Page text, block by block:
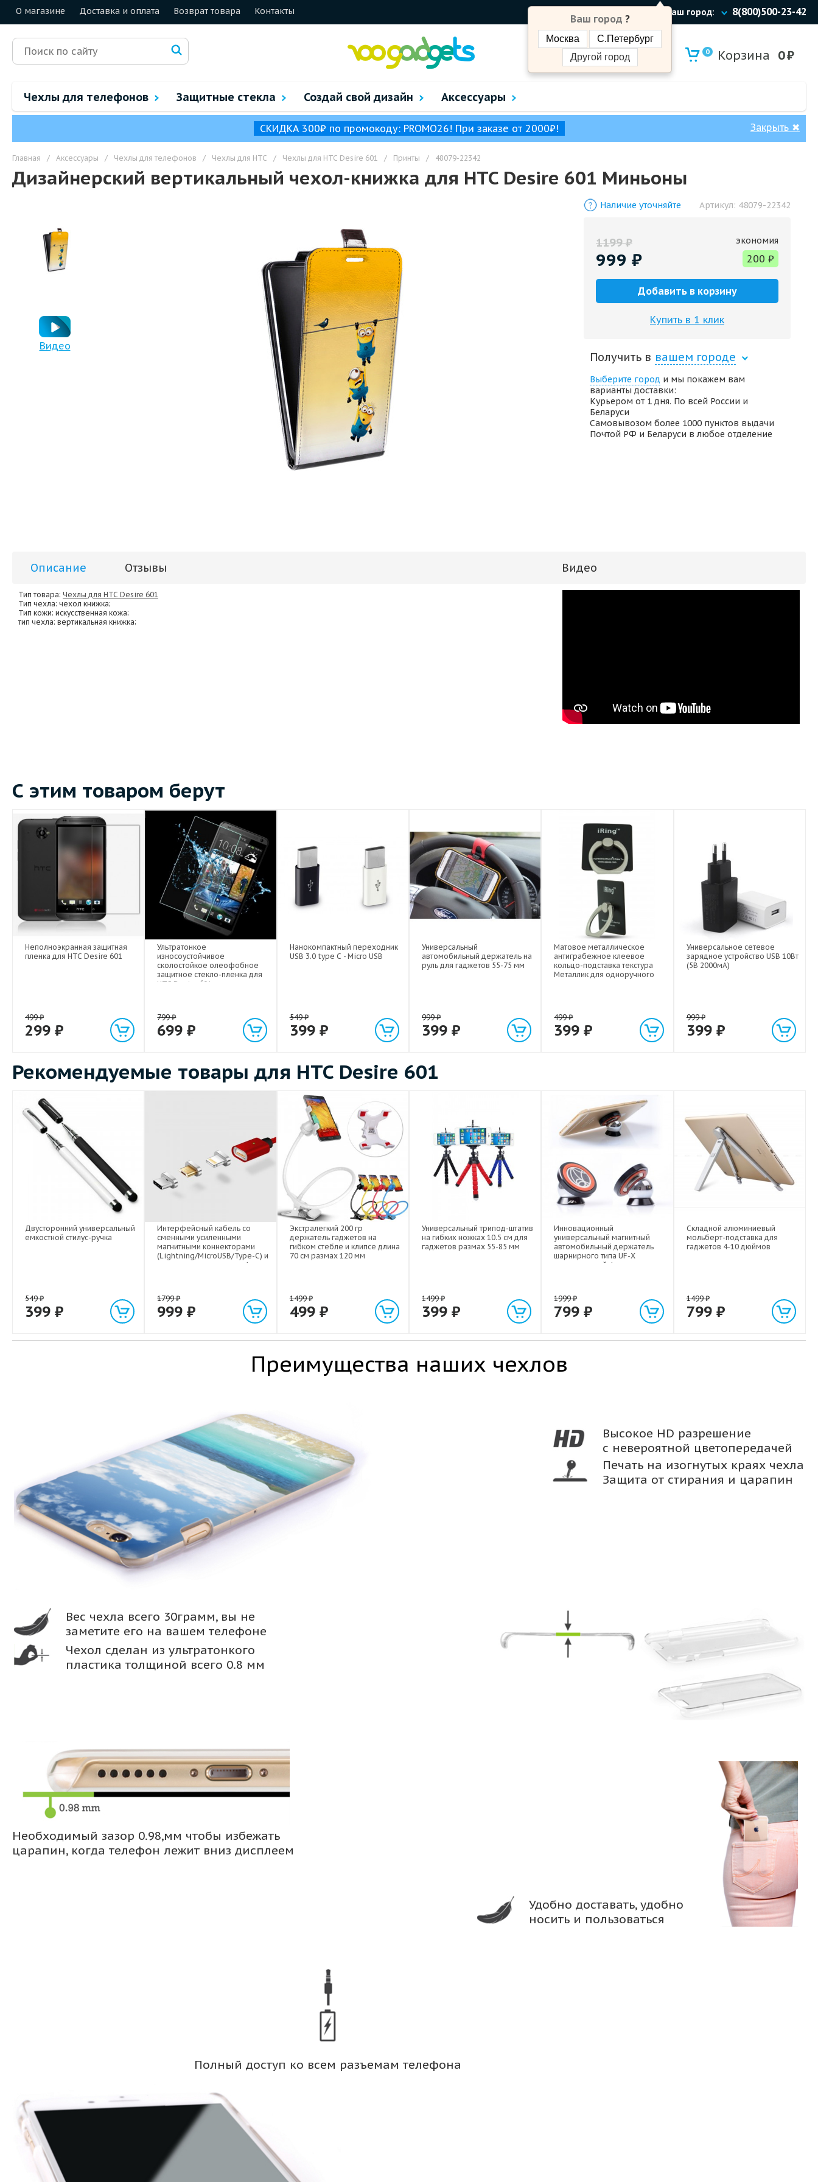
О магазине Доставка и оплата Возврат товара Контакты Ваш город:
Ваш город ?
Москва
С.Петербург
Другой город
8(800)500-23-42
0 Корзина 0₽
Чехлы для телефонов Защитные стекла Создай свой дизайн Аксессуары
СКИДКА 300₽ по промокоду: PROMO26! При заказе от 2000₽! Закрыть ✖
Главная / Аксессуары / Чехлы для телефонов / Чехлы для HTC / Чехлы для HTC Desire 601 / Принты / 48079-22342
Дизайнерский вертикальный чехол-книжка для HTC Desire 601 Миньоны
Видео
Наличие уточняйте Артикул: 48079-22342
1199₽
999 ₽
экономия
200 ₽
Добавить в корзину
Купить в 1 клик
Получить в вашем городе
Выберите город и мы покажем вам
варианты доставки:
Курьером от 1 дня. По всей России и
Беларуси
Самовывозом более 1000 пунктов выдачи
Почтой РФ и Беларуси в любое отделение
Описание Отзывы Видео
Тип товара: Чехлы для HTC Desire 601
Тип чехла: чехол книжка;
Тип кожи: искусственная кожа;
тип чехла: вертикальная книжка;
С этим товаром берут
Неполноэкранная защитная
пленка для HTC Desire 601
499₽
299 ₽
Ультратонкое
износоустойчивое
сколостойкое олеофобное
защитное стекло-пленка для
HTC Desire 601
799₽
699₽
Нанокомпактный переходник
USB 3.0 type C - Micro USB
549₽
399 ₽
Универсальный
автомобильный держатель на
руль для гаджетов 55-75 мм
999₽
399 ₽
Матовое металлическое
антиграбежное клеевое
кольцо-подставка текстура
Металлик для одноручного
499₽
399₽
Универсальное сетевое
зарядное устройство USB 10Вт
(5В 2000мА)
999₽
399 ₽
Рекомендуемые товары для HTC Desire 601
Двусторонний универсальный
емкостной стилус-ручка
549₽
399 ₽
Интерфейсный кабель со
сменными усиленными
магнитными коннекторами
(Lightning/MicroUSB/Type-C) и
световым индикатором 1м
1799₽
999₽
Экстралегкий 200 гр
держатель гаджетов на
гибком стебле и клипсе длина
70 см размах 120 мм
1499₽
499 ₽
Универсальный трипод-штатив
на гибких ножках 10.5 см для
гаджетов размах 55-85 мм
1499₽
399 ₽
Инновационный
универсальный магнитный
автомобильный держатель
шарнирного типа UF-X
экстрасильной фиксации для
1999₽
799₽
Складной алюминиевый
мольберт-подставка для
гаджетов 4-10 дюймов
1499₽
799 ₽
Преимущества наших чехлов
Высокое HD разрешение
с невероятной цветопередачей
Печать на изогнутых краях чехла
Защита от стирания и царапин
Вес чехла всего 30грамм, вы не
заметите его на вашем телефоне
Чехол сделан из ультратонкого
пластика толщиной всего 0.8 мм
Удобно доставать, удобно
носить и пользоваться
Необходимый зазор 0.98,мм чтобы избежать
царапин, когда телефон лежит вниз дисплеем
Полный доступ ко всем разъемам телефона